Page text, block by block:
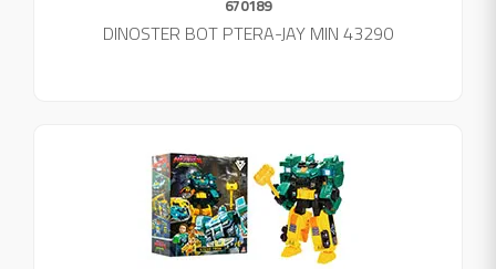
670189
DINOSTER BOT PTERA-JAY MIN 43290